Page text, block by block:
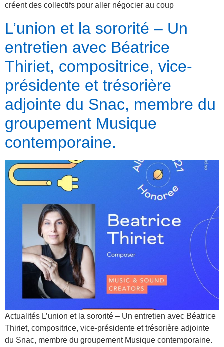
créent des collectifs pour aller négocier au coup
L’union et la sororité – Un
entretien avec Béatrice
Thiriet, compositrice, vice-
présidente et trésorière
adjointe du Snac, membre du
groupement Musique
contemporaine.
Actualités L’union et la sororité – Un entretien avec Béatrice
Thiriet, compositrice, vice-présidente et trésorière adjointe
du Snac, membre du groupement Musique contemporaine.